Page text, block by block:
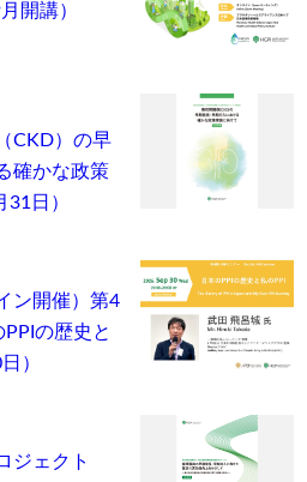
開講）
CKD）の早
確かな政策
日）
ン開催）第4
の歴史と
）
ジェクト